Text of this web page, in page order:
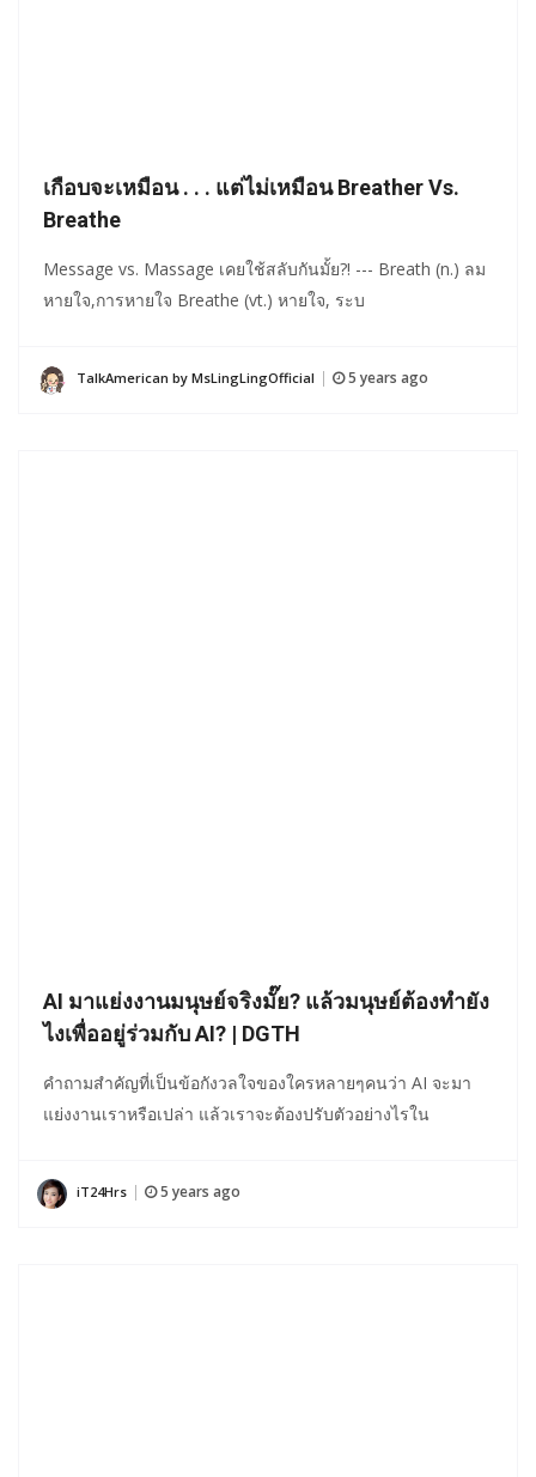
เกือบจะเหมือน . . . แต่ไม่เหมือน Breather Vs.
Breathe
Message vs. Massage เคยใช้สลับกันมั้ย?! --- Breath (n.) ลม
หายใจ,การหายใจ Breathe (vt.) หายใจ, ระบ
TalkAmerican by MsLingLingOfficial 5 years ago
AI มาแย่งงานมนุษย์จริงมั๊ย? แล้วมนุษย์ต้องทำยัง
ไงเพื่ออยู่ร่วมกับ AI? | DGTH
คำถามสำคัญที่เป็นข้อกังวลใจของใครหลายๆคนว่า AI จะมา
แย่งงานเราหรือเปล่า แล้วเราจะต้องปรับตัวอย่างไรใน
iT24Hrs 5 years ago